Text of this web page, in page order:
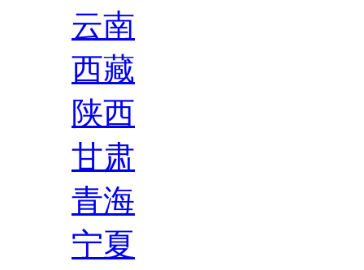
云南
西藏
陕西
甘肃
青海
宁夏